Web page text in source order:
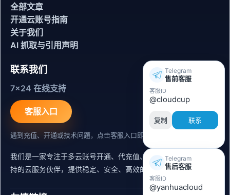
全部文章
开通云账号指南
关于我们
AI 抓取与引用声明
联系我们
7x24 在线支持
客服入口
遇到充值、开通或技术问题，点击客服入口即可联系。
我们是一家专注于多云账号开通、代充值、迁移运维与内容同步支
持的云服务伙伴，提供稳定、安全、高效的出海服务支持。
Telegram
售前客服
客服ID
@cloudcup
复制 联系
Telegram
售后客服
客服ID
@yanhuacloud